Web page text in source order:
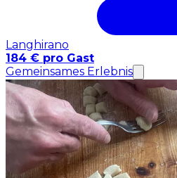
Langhirano
184 € pro Gast
Gemeinsames Erlebnis